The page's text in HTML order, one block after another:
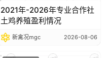
2021年-2026年专业合作社
土鸡养殖盈利情况
新禽况mgc 2026-08-06